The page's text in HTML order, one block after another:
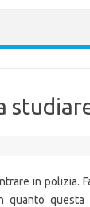
in polizia.
questa